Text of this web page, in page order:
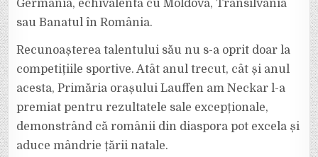
Germania, echivalentă cu Moldova, Transilvania
sau Banatul în România.
Recunoașterea talentului său nu s-a oprit doar la
competițiile sportive. Atât anul trecut, cât și anul
acesta, Primăria orașului Lauffen am Neckar l-a
premiat pentru rezultatele sale excepționale,
demonstrând că românii din diaspora pot excela și
aduce mândrie țării natale.